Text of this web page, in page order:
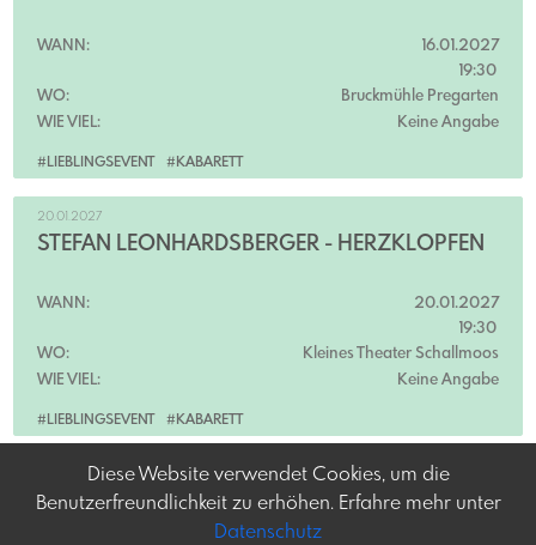
#LIEBLINGSEVENT #KABARETT
WANN:
16.01.2027
19:30
WO:
Bruckmühle Pregarten
WIE VIEL:
Keine Angabe
#LIEBLINGSEVENT #KABARETT
20.01.2027
STEFAN LEONHARDSBERGER - HERZKLOPFEN
WANN:
20.01.2027
19:30
WO:
Kleines Theater Schallmoos
WIE VIEL:
Keine Angabe
Diese Website verwendet Cookies, um die
Benutzerfreundlichkeit zu erhöhen. Erfahre mehr unter
Datenschutz